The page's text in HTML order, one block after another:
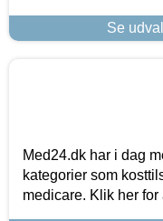
Se
Med24.dk har i dag
kategorier som
medicare. Klik her